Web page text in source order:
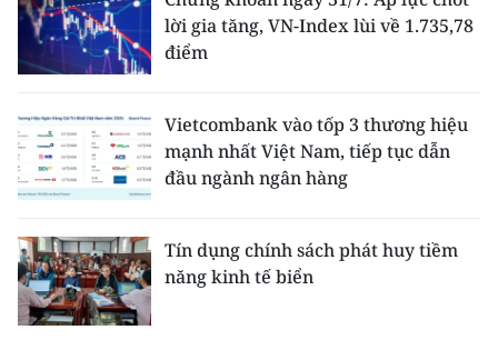
lời gia tăng, VN-Index lùi về 1.735,78
điểm
Vietcombank vào tốp 3 thương hiệu
mạnh nhất Việt Nam, tiếp tục dẫn
đầu ngành ngân hàng
Tín dụng chính sách phát huy tiềm
năng kinh tế biển